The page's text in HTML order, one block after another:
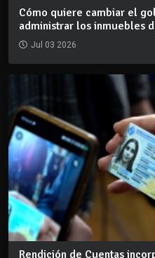
Cómo quiere cambiar el
administrar los inmuebles
Jul 03 2026
Rendición de Cuentas